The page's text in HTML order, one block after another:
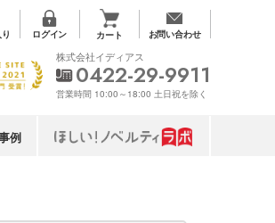
ログイン カート お問い合わせ
例
株式会社イディアス
0422-29-9911
営業時間 10:00～18:00 土日祝を除く